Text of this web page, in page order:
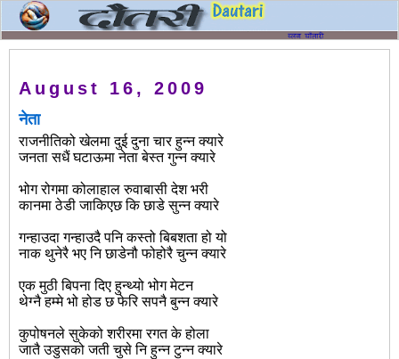
August 16, 2009
नेता
राजनीतिको खेलमा दुई दुना चार हुन्न क्यारे
जनता सधैं घटाऊमा नेता बेस्त गुन्न क्यारे
भोग रोगमा कोलाहाल रुवाबासी देश भरी
कानमा ठेडी जाकिएछ कि छाडे सुन्न क्यारे
गन्हाउदा गन्हाउदै पनि कस्तो बिबशता हो यो
नाक थुनेरै भए नि छाडेनौ फोहोरै चुन्न क्यारे
एक मुठी बिपना दिए हुन्थ्यो भोग मेटन
थेग्नै हम्मे भो होड छ फेरि सपनै बुन्न क्यारे
कुपोषनले सुकेको शरीरमा रगत के होला
जातै उडुसको जती चुसे नि हुन्न टुन्न क्यारे